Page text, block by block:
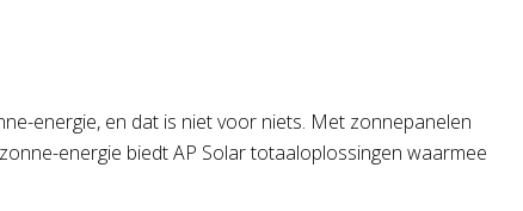
energie, en dat is niet voor niets. Met zonnepanelen
energie biedt AP Solar totaaloplossingen waarmee